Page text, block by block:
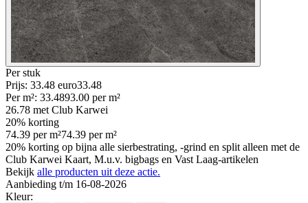
Per stuk
Prijs: 33.48 euro33.48
Per m²: 33.4893.00 per m²
26.78 met Club Karwei
20% korting
74.39 per m²74.39 per m²
20% korting op bijna alle sierbestrating, -grind en split alleen met de
Club Karwei Kaart, M.u.v. bigbags en Vast Laag-artikelen
Bekijk alle producten uit deze actie.
Aanbieding t/m 16-08-2026
Kleur: